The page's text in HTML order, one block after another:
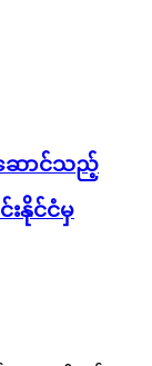
ဆောင်သည့်
နိုင်ငံမှ